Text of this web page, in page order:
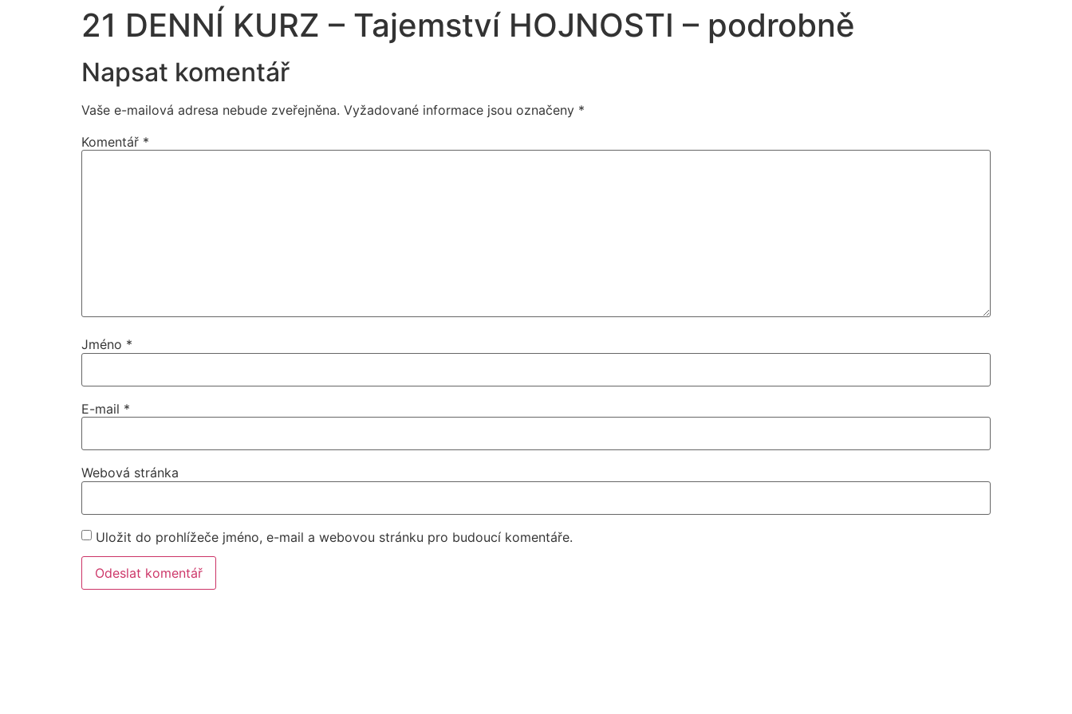
21 DENNÍ KURZ – Tajemství HOJNOSTI – podrobně
Napsat komentář
Vaše e-mailová adresa nebude zveřejněna. Vyžadované informace jsou označeny *
Komentář *
Jméno *
E-mail *
Webová stránka
Uložit do prohlížeče jméno, e-mail a webovou stránku pro budoucí komentáře.